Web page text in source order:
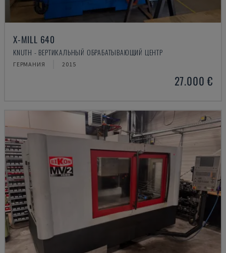
X-MILL 640
KNUTH - ВЕРТИКАЛЬНЫЙ ОБРАБАТЫВАЮЩИЙ ЦЕНТР
ГЕРМАНИЯ 2015
27.000 €